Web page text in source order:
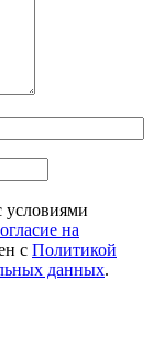
условиями
на
с Политикой
данных.